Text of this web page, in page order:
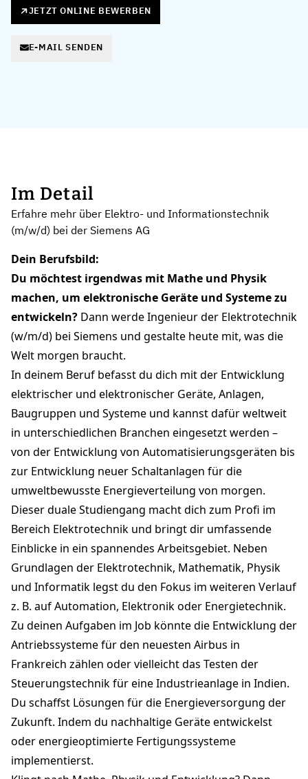
JETZT ONLINE BEWERBEN
E-MAIL SENDEN
Im Detail
Erfahre mehr über Elektro- und Informationstechnik
(m/w/d) bei der Siemens AG
Dein Berufsbild:
Du möchtest irgendwas mit Mathe und Physik
machen, um elektronische Geräte und Systeme zu
entwickeln? Dann werde Ingenieur der Elektrotechnik
(w/m/d) bei Siemens und gestalte heute mit, was die
Welt morgen braucht.
In deinem Beruf befasst du dich mit der Entwicklung
elektrischer und elektronischer Geräte, Anlagen,
Baugruppen und Systeme und kannst dafür weltweit
in unterschiedlichen Branchen eingesetzt werden –
von der Entwicklung von Automatisierungsgeräten bis
zur Entwicklung neuer Schaltanlagen für die
umweltbewusste Energieverteilung von morgen.
Dieser duale Studiengang macht dich zum Profi im
Bereich Elektrotechnik und bringt dir umfassende
Einblicke in ein spannendes Arbeitsgebiet. Neben
Grundlagen der Elektrotechnik, Mathematik, Physik
und Informatik legst du den Fokus im weiteren Verlauf
z. B. auf Automation, Elektronik oder Energietechnik.
Zu deinen Aufgaben im Job könnte die Entwicklung der
Antriebssysteme für den neuesten Airbus in
Frankreich zählen oder vielleicht das Testen der
Steuerungstechnik für eine Industrieanlage in Indien.
Du schaffst Lösungen für die Energieversorgung der
Zukunft. Indem du nachhaltige Geräte entwickelst
oder energieoptimierte Fertigungssysteme
implementierst.